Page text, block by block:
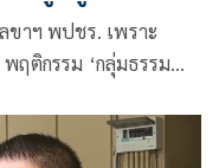
ขาฯ พปชร. เพราะ